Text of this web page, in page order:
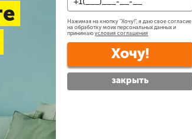
дешевле? Сделаем скидку!
1-3 дня — бесплатно
в будние дни —бесплатно ?
Узнать цену
Нажимая на кнопку "Хочу!", я даю свое согласие
на обработку моих персональных данных и
принимаю условия соглашения
Хочу!
закрыть